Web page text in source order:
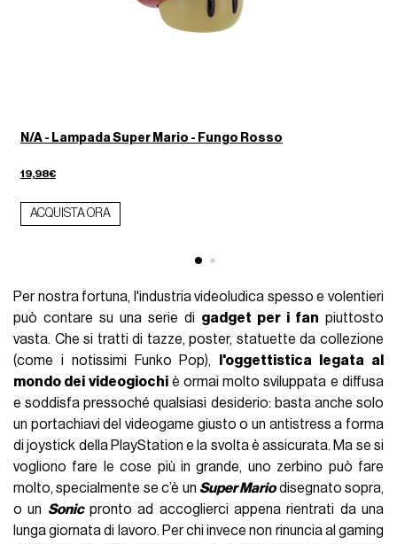
N/A - Lampada Super Mario - Fungo Rosso
19,98€
ACQUISTA ORA
Per nostra fortuna, l'industria videoludica spesso e volentieri
può contare su una serie di gadget per i fan piuttosto
vasta. Che si tratti di tazze, poster, statuette da collezione
(come i notissimi Funko Pop),
l'oggettistica legata al
mondo dei videogiochiè ormai molto sviluppata e diffusa
e soddisfa pressoché qualsiasi desiderio: basta anche solo
un portachiavi del videogame giusto o un antistress a forma
di joystick della PlayStation e la svolta è assicurata. Ma se si
vogliono fare le cose più in grande, uno zerbino può fare
molto, specialmente se c’è un Super Mariodisegnato sopra,
o un Sonicpronto ad accoglierci appena rientrati da una
lunga giornata di lavoro. Per chi invece non rinuncia al gaming